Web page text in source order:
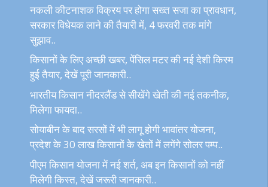
नकली कीटनाशक विक्रय पर होगा सख्त सजा का प्रावधान,
सरकार विधेयक लाने की तैयारी में, 4 फरवरी तक मांगे
सुझाव..
किसानों के लिए अच्छी खबर, पेंसिल मटर की नई देशी किस्म
हुई तैयार, देखें पूरी जानकारी..
भारतीय किसान नीदरलैंड से सीखेंगे खेती की नई तकनीक,
मिलेगा फायदा..
सोयाबीन के बाद सरसों में भी लागू होगी भावांतर योजना,
प्रदेश के 30 लाख किसानों के खेतों में लगेंगे सोलर पम्प..
पीएम किसान योजना में नई शर्त, अब इन किसानों को नहीं
मिलेगी किस्त, देखें जरूरी जानकारी..